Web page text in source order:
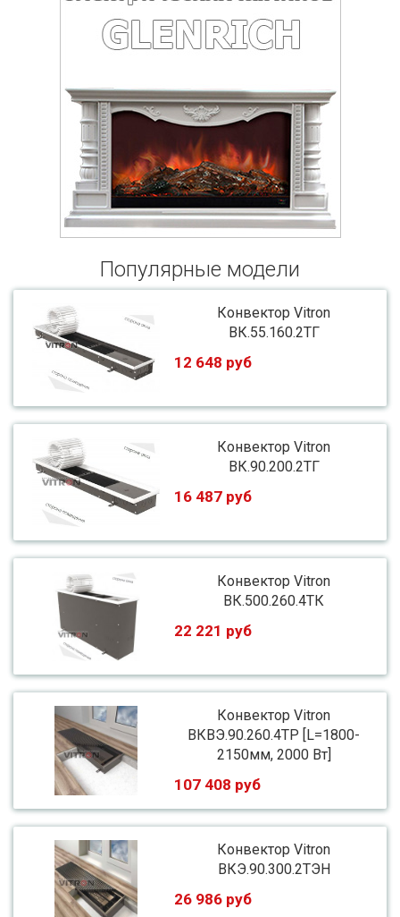
Популярные модели
Конвектор Vitron
ВК.55.160.2ТГ
12 648 руб
Конвектор Vitron
ВК.90.200.2ТГ
16 487 руб
Конвектор Vitron
ВК.500.260.4ТК
22 221 руб
Конвектор Vitron
ВКВЭ.90.260.4ТР [L=1800-
2150мм, 2000 Вт]
107 408 руб
Конвектор Vitron
ВКЭ.90.300.2ТЭН
26 986 руб